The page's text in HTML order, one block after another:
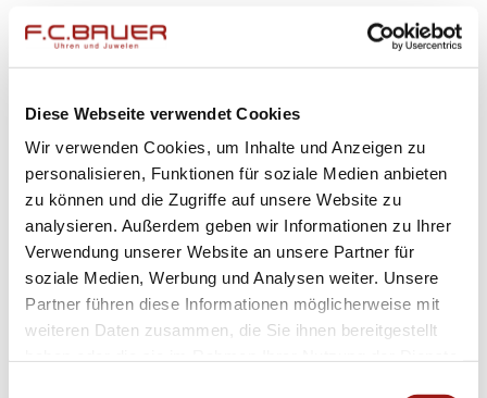
Diese Webseite verwendet Cookies
Wir verwenden Cookies, um Inhalte und Anzeigen zu
personalisieren, Funktionen für soziale Medien anbieten
zu können und die Zugriffe auf unsere Website zu
analysieren. Außerdem geben wir Informationen zu Ihrer
Verwendung unserer Website an unsere Partner für
soziale Medien, Werbung und Analysen weiter. Unsere
Partner führen diese Informationen möglicherweise mit
weiteren Daten zusammen, die Sie ihnen bereitgestellt
sowohl beim Schwimmen als auch bei
Alltagsabenteuern. Das textile
Armbandin
harmonisch und bietet höchsten Tragekomfort.
**Funktionalität trifft Ästhetik**
Auf dem tiefblauen Zifferblatt findet sich ein
Feinschliff für jede Gelegenheit: Die Kleine
Sekunde sorgt nicht nur für besondere Akzente
sondern ermöglicht Ihnen auch einen präzisen